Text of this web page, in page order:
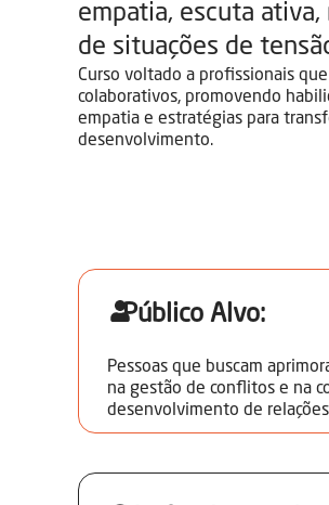
empatia, escuta
de situações de
Curso voltado a profissionais
colaborativos, promovendo
empatia e estratégias para
desenvolvimento.
Público Alvo:
Pessoas que buscam
na gestão de conflitos e na
desenvolvimento de